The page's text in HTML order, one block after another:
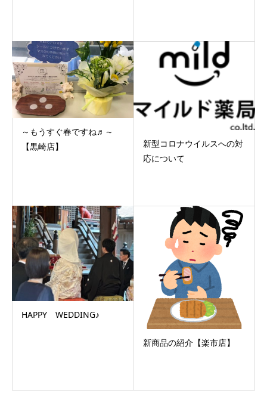
～もうすぐ春ですね♬～
【黒崎店】
新型コロナウイルスへの対
応について
HAPPY WEDDING♪
新商品の紹介【楽市店】